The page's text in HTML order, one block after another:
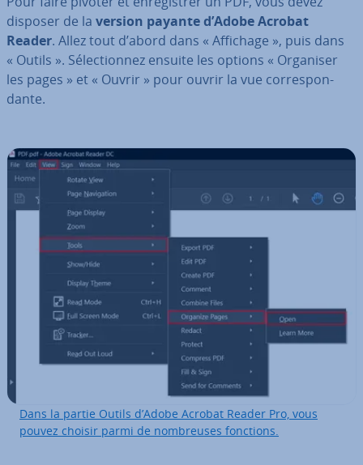
disposer de la version payante d’Adobe Acrobat
Reader. Allez tout d’abord dans « Affichage », puis dans
« Outils ». Sé­lec­tion­nez ensuite les options « Organiser
les pages » et « Ouvrir » pour ouvrir la vue cor­res­pon­
dante.
Dans la partie Outils d’Adobe Acrobat Reader Pro, vous
pouvez choisir parmi de nom­breuses fonctions.